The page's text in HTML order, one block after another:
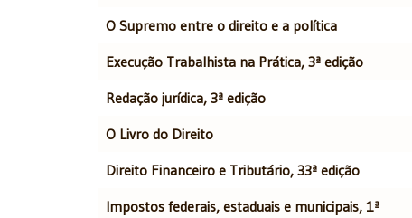
O Supremo entre o direito e a política
Execução Trabalhista na Prática, 3ª edição
Redação jurídica, 3ª edição
O Livro do Direito
Direito Financeiro e Tributário, 33ª edição
Impostos federais, estaduais e municipais, 1ª